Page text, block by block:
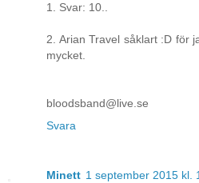
1. Svar: 10..
2. Arian Travel såklart :D för
mycket.
bloodsband@live.se
Svara
Minett 1 september 2015 kl.